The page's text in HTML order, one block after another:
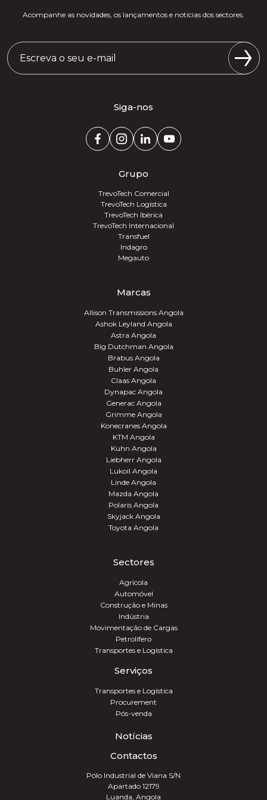
Acompanhe as novidades, os lançamentos e notícias dos sectores.
Siga-nos
Grupo
TrevoTech Comercial
TrevoTech Logística
TrevoTech Ibérica
TrevoTech Internacional
Transfuel
Indagro
Megauto
Marcas
Allison Transmissions Angola
Ashok Leyland Angola
Astra Angola
Big Dutchman Angola
Brabus Angola
Buhler Angola
Claas Angola
Dynapac Angola
Generac Angola
Grimme Angola
Konecranes Angola
KTM Angola
Kuhn Angola
Liebherr Angola
Lukoil Angola
Linde Angola
Mazda Angola
Polaris Angola
Skyjack Angola
Toyota Angola
Sectores
Agrícola
Automóvel
Construção e Minas
Indústria
Movimentação de Cargas
Petrolífero
Transportes e Logística
Serviços
Transportes e Logística
Procurement
Pós-venda
Notícias
Contactos
Pólo Industrial de Viana S/N
Apartado 12179
Luanda, Angola